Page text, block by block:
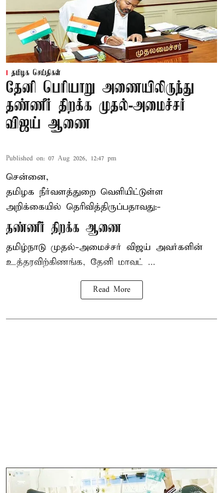
தமிழக செய்திகள்
தேனி பெரியாறு அணையிலிருந்து
தண்ணீர் திறக்க முதல்-அமைச்சர்
விஜய் ஆணை
Published on: 07 Aug 2026, 12:47 pm
சென்னை,
தமிழக நீர்வளத்துறை வெளியிட்டுள்ள
அறிக்கையில் தெரிவித்திருப்பதாவது:-
தண்ணீர் திறக்க ஆணை
தமிழ்நாடு முதல்-அமைச்சர் விஜய் அவர்களின்
உத்தரவிற்கிணங்க, தேனி மாவட் ...
Read More